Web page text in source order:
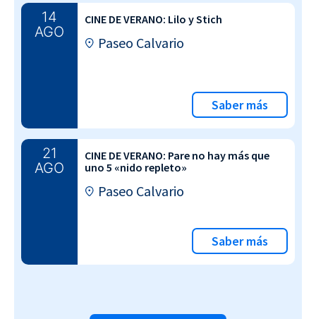
14
AGO
CINE DE VERANO: Lilo y Stich
Paseo Calvario
Saber más
21
AGO
CINE DE VERANO: Pare no hay más que
uno 5 «nido repleto»
Paseo Calvario
Saber más